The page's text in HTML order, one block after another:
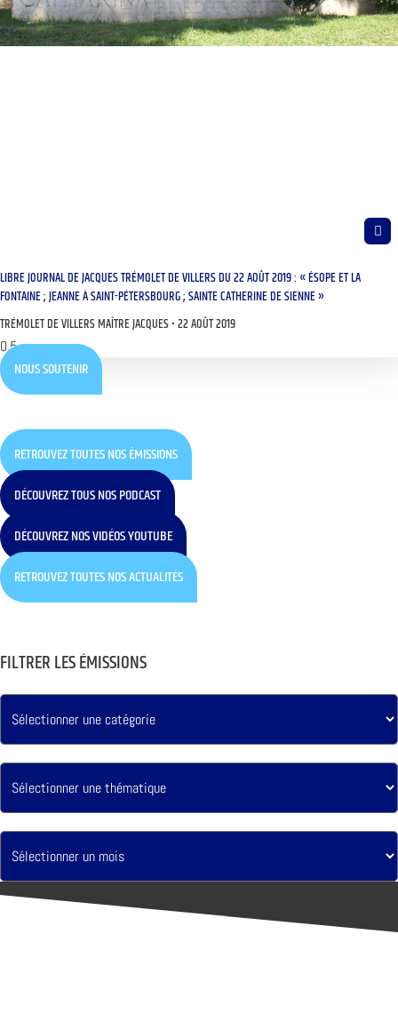
LIBRE JOURNAL DE JACQUES TRÉMOLET DE VILLERS DU 22 AOÛT 2019 : « ÉSOPE ET LA
FONTAINE ; JEANNE À SAINT-PÉTERSBOURG ; SAINTE CATHERINE DE SIENNE »
TRÉMOLET DE VILLERS MAÎTRE JACQUES 22 AOÛT 2019
NOUS SOUTENIR
RETROUVEZ TOUTES NOS ÉMISSIONS
DÉCOUVREZ TOUS NOS PODCAST
DÉCOUVREZ NOS VIDÉOS YOUTUBE
RETROUVEZ TOUTES NOS ACTUALITÉS
FILTRER LES ÉMISSIONS